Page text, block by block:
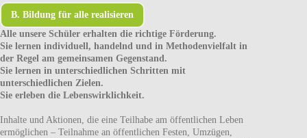
B. Bildung für alle realisieren
Alle unsere Schüler erhalten die richtige Förderung.
Sie lernen individuell, handelnd und in Methodenvielfalt in
der Regel am gemeinsamen Gegenstand.
Sie lernen in unterschiedlichen Schritten mit
unterschiedlichen Zielen.
Sie erleben die Lebenswirklichkeit.
Inhalte und Aktionen, die eine Teilhabe am öffentlichen Leben
ermöglichen – Teilnahme an öffentlichen Festen, Umzügen,